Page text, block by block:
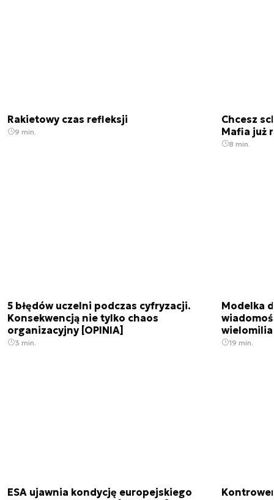
Rakietowy czas refleksji
9 min.
Chcesz
Mafia już
8 min.
5 błędów uczelni podczas cyfryzacji.
Konsekwencją nie tylko chaos
organizacyjny [OPINIA]
3 min.
Modelka
19 min.
ESA ujawnia kondycję europejskiego